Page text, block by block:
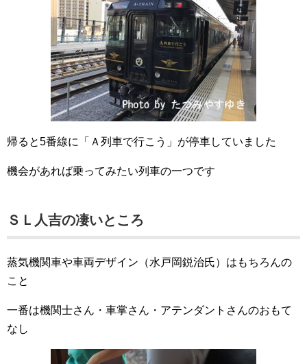
帰ると5番線に「Ａ列車で行こう」が停車していました
機会があれば乗ってみたい列車の一つです
ＳＬ人吉の凄いところ
蒸気機関車や車両デザイン（水戸岡鋭治氏）はもちろんの
こと
一番は機関士さん・車掌さん・アテンダントさんのおもて
なし